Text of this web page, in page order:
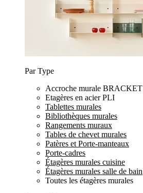
Par Type
Accroche murale BRACKET
Etagères en acier PLI
Tablettes murales
Bibliothèques murales
Rangements muraux
Tables de chevet murales
Patères et Porte-manteaux
Porte-cadres
Étagères murales cuisine
Étagères murales salle de bain
Toutes les étagères murales